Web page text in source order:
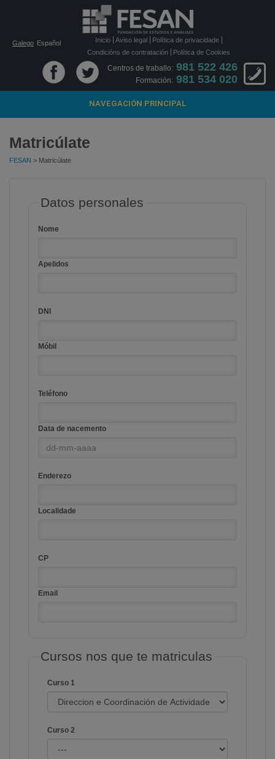
Galego Español Inicio Aviso legal
Política de privacidade
Condicións de contratación
Política de Cookies
Centros de traballo: 981 522 426
Formación: 981 534 020
NAVEGACIÓN PRINCIPAL
Matricúlate
FESAN > Matricúlate
Datos personales
Nome
Apelidos
DNI
Móbil
Teléfono
Data de nacemento
Enderezo
Localidade
CP
Email
Cursos nos que te matriculas
Curso 1
Curso 2